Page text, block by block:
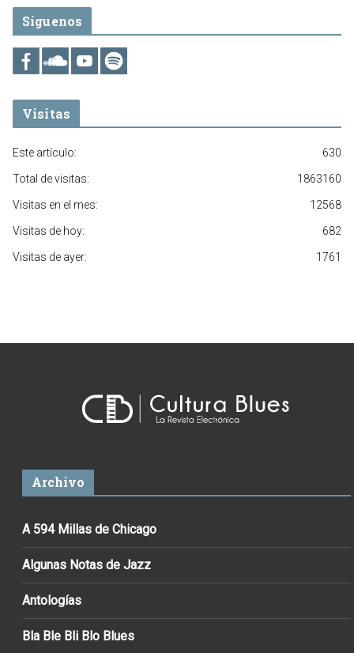
Síguenos
Visitas
630
Este artículo:
1863160
Total de visitas:
12568
Visitas en el mes:
682
Visitas de hoy:
1761
Visitas de ayer:
Archivo
A 594 Millas de Chicago
Algunas Notas de Jazz
Antologías
Bla Ble Bli Blo Blues